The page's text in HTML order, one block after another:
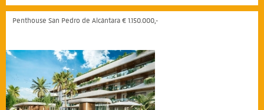
Penthouse San Pedro de Alcántara € 1.150.000,-